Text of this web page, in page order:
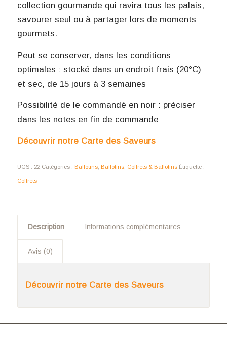
collection gourmande qui ravira tous les palais,
savourer seul ou à partager lors de moments
gourmets.
Peut se conserver, dans les conditions
optimales : stocké dans un endroit frais (20°C)
et sec, de 15 jours à 3 semaines
Possibilité de le commandé en noir : préciser
dans les notes en fin de commande
Découvrir notre Carte des Saveurs
UGS : 22 Catégories : Ballotins, Ballotins, Coffrets & Ballotins Étiquette :
Coffrets
Description Informations complémentaires
Avis (0)
Découvrir notre Carte des Saveurs